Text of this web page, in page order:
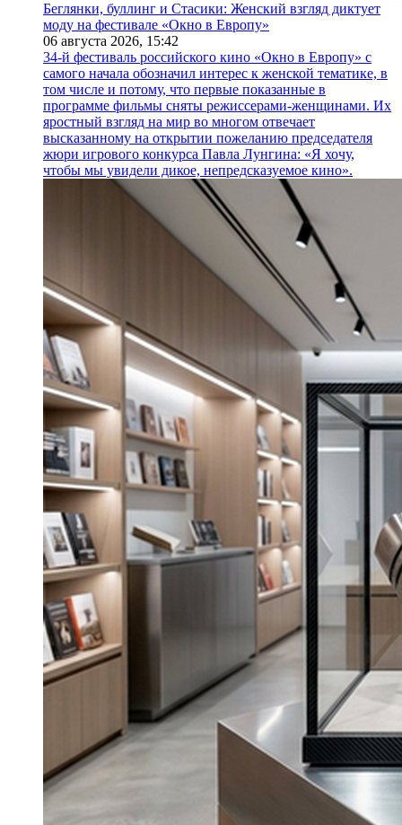
Беглянки, буллинг и Стасики: Женский взгляд диктует
моду на фестивале «Окно в Европу»
06 августа 2026, 15:42
34-й фестиваль российского кино «Окно в Европу» с
самого начала обозначил интерес к женской тематике, в
том числе и потому, что первые показанные в
программе фильмы сняты режиссерами-женщинами. Их
яростный взгляд на мир во многом отвечает
высказанному на открытии пожеланию председателя
жюри игрового конкурса Павла Лунгина: «Я хочу,
чтобы мы увидели дикое, непредсказуемое кино».